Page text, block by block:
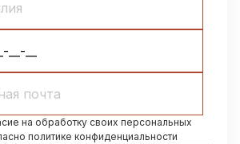
на обработку своих персональных
политике конфиденциальности